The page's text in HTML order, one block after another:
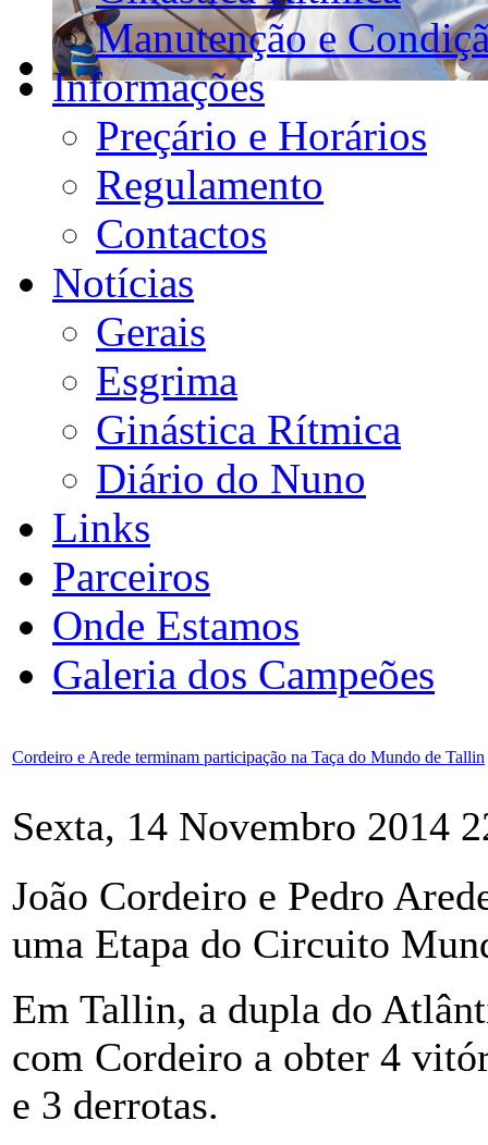
Manutenção e
Informações
Preçário e Horários
Regulamento
Contactos
Notícias
Gerais
Esgrima
Ginástica Rítmica
Diário do Nuno
Links
Parceiros
Onde Estamos
Galeria dos Campeões
Cordeiro e Arede terminam participação na Taça do Mundo de Tallin
Sexta, 14 Novembro 2014
João Cordeiro e Pedro
uma Etapa do Circuito
Em Tallin, a dupla do
com Cordeiro a obter 4
e 3 derrotas.